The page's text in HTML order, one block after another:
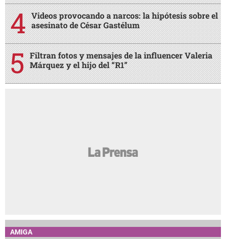
Videos provocando a narcos: la hipótesis sobre el
asesinato de César Gastélum
Filtran fotos y mensajes de la influencer Valeria
Márquez y el hijo del “R1”
AMIGA